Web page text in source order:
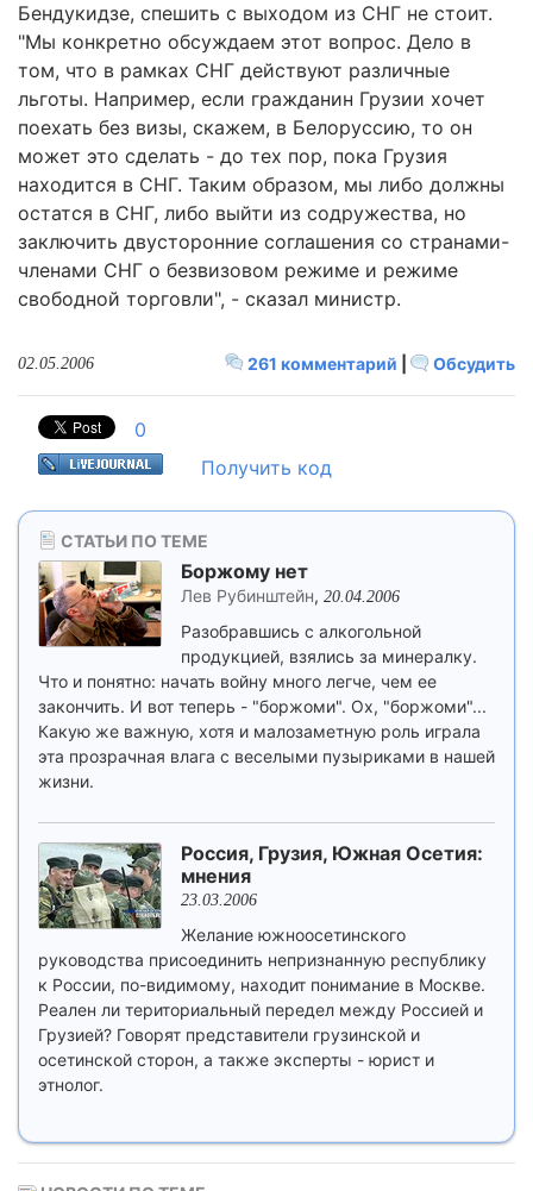
Бендукидзе, спешить с выходом из СНГ не стоит.
"Мы конкретно обсуждаем этот вопрос. Дело в
том, что в рамках СНГ действуют различные
льготы. Например, если гражданин Грузии хочет
поехать без визы, скажем, в Белоруссию, то он
может это сделать - до тех пор, пока Грузия
находится в СНГ. Таким образом, мы либо должны
остатся в СНГ, либо выйти из содружества, но
заключить двусторонние соглашения со странами-
членами СНГ о безвизовом режиме и режиме
свободной торговли", - сказал министр.
261 комментарий Обсудить
02.05.2006
0
Получить код
СТАТЬИ ПО ТЕМЕ
Боржому нет
Лев Рубинштейн, 20.04.2006
Разобравшись с алкогольной
продукцией, взялись за минералку.
Что и понятно: начать войну много легче, чем ее
закончить. И вот теперь - "боржоми". Ох, "боржоми"...
Какую же важную, хотя и малозаметную роль играла
эта прозрачная влага с веселыми пузыриками в нашей
жизни.
Россия, Грузия, Южная Осетия:
мнения
23.03.2006
Желание южноосетинского
руководства присоединить непризнанную республику
к России, по-видимому, находит понимание в Москве.
Реален ли териториальный передел между Россией и
Грузией? Говорят представители грузинской и
осетинской сторон, а также эксперты - юрист и
этнолог.